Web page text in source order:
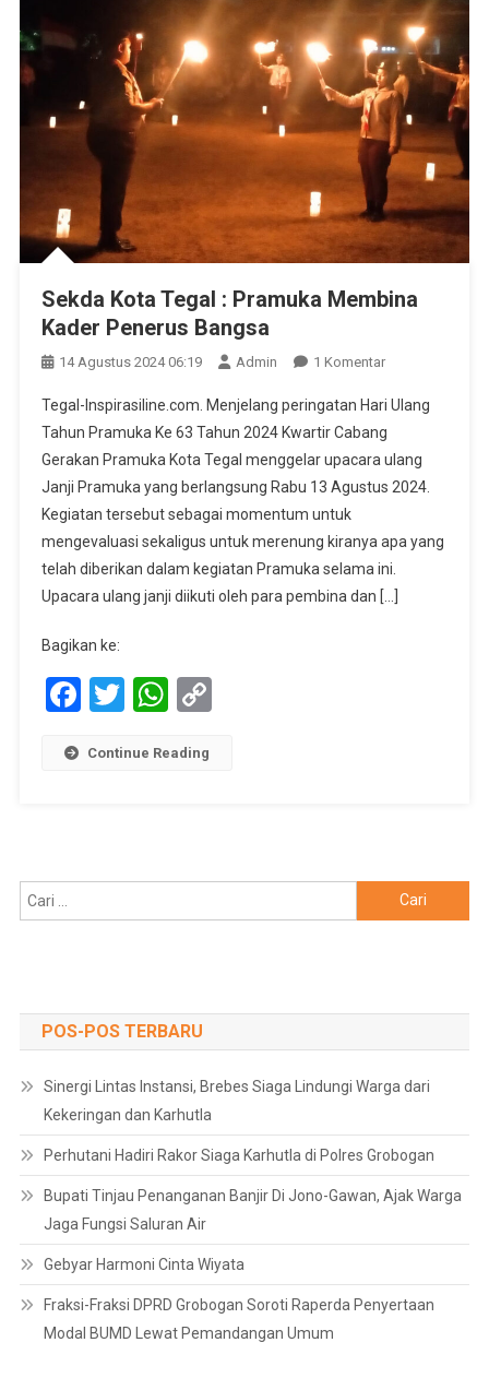
Sekda Kota Tegal : Pramuka Membina
Kader Penerus Bangsa
14 Agustus 2024 06:19 Admin 1 KomentarPada
Kota
Tegal
:
Pramuka
Kader
Penerus
Bangsa
Tegal-Inspirasiline.com. Menjelang peringatan Hari Ulang
Tahun Pramuka Ke 63 Tahun 2024 Kwartir Cabang
Gerakan Pramuka Kota Tegal menggelar upacara ulang
Janji Pramuka yang berlangsung Rabu 13 Agustus 2024.
Kegiatan tersebut sebagai momentum untuk
mengevaluasi sekaligus untuk merenung kiranya apa yang
telah diberikan dalam kegiatan Pramuka selama ini.
Upacara ulang janji diikuti oleh para pembina dan […]
Bagikan ke:
Facebook
TwitterWhatsApp
Copy
Continue Reading
untuk:
POS-POS TERBARU
Sinergi Lintas Instansi, Brebes Siaga Lindungi Warga dari
Kekeringan dan Karhutla
Perhutani Hadiri Rakor Siaga Karhutla di Polres Grobogan
Bupati Tinjau Penanganan Banjir Di Jono-Gawan, Ajak Warga
Jaga Fungsi Saluran Air
Gebyar Harmoni Cinta Wiyata
Fraksi-Fraksi DPRD Grobogan Soroti Raperda Penyertaan
Modal BUMD Lewat Pemandangan Umum